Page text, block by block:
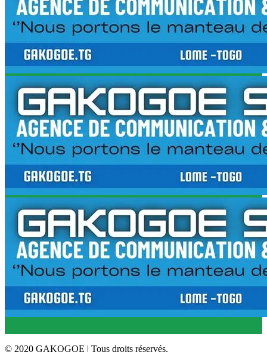
© 2020 GAKOGOE | Tous droits réservés.